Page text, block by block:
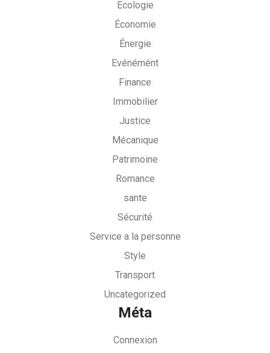
Ecologie
Économie
Énergie
Evénémént
Finance
Immobilier
Justice
Mécanique
Patrimoine
Romance
sante
Sécurité
Service a la personne
Style
Transport
Uncategorized
Méta
Connexion